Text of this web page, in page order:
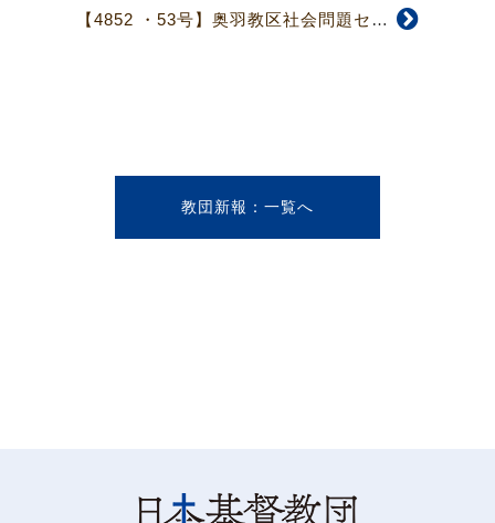
【4852 ・53号】奥羽教区社会問題セミナー
教団新報